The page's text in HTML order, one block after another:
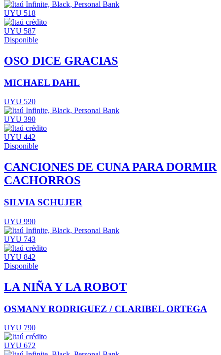
UYU 518
UYU 587
Disponible
OSO DICE GRACIAS
MICHAEL DAHL
UYU 520
UYU 390
UYU 442
Disponible
CANCIONES DE CUNA PARA DORMIR
CACHORROS
SILVIA SCHUJER
UYU 990
UYU 743
UYU 842
Disponible
LA NIÑA Y LA ROBOT
OSMANY RODRIGUEZ / CLARIBEL ORTEGA
UYU 790
UYU 672